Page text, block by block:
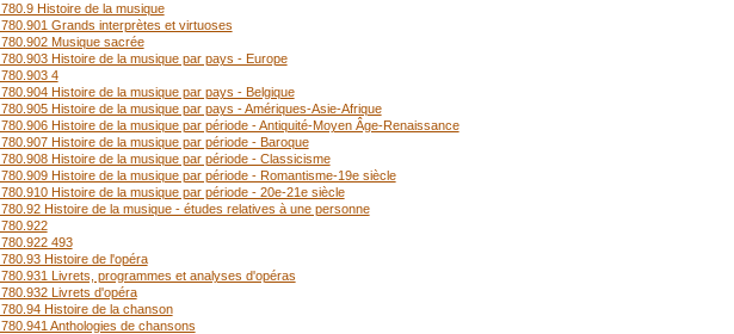
780.9 Histoire de la musique
780.901 Grands interprètes et virtuoses
780.902 Musique sacrée
780.903 Histoire de la musique par pays - Europe
780.903 4
780.904 Histoire de la musique par pays - Belgique
780.905 Histoire de la musique par pays - Amériques-Asie-Afrique
780.906 Histoire de la musique par période - Antiquité-Moyen Âge-Renaissance
780.907 Histoire de la musique par période - Baroque
780.908 Histoire de la musique par période - Classicisme
780.909 Histoire de la musique par période - Romantisme-19e siècle
780.910 Histoire de la musique par période - 20e-21e siècle
780.92 Histoire de la musique - études relatives à une personne
780.922
780.922 493
780.93 Histoire de l'opéra
780.931 Livrets, programmes et analyses d'opéras
780.932 Livrets d'opéra
780.94 Histoire de la chanson
780.941 Anthologies de chansons